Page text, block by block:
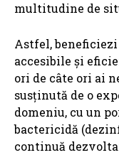
multitudine de
Astfel,
accesibile și
ori de câte ori ai
susținută de o
domeniu, cu un
bactericidă
continuă